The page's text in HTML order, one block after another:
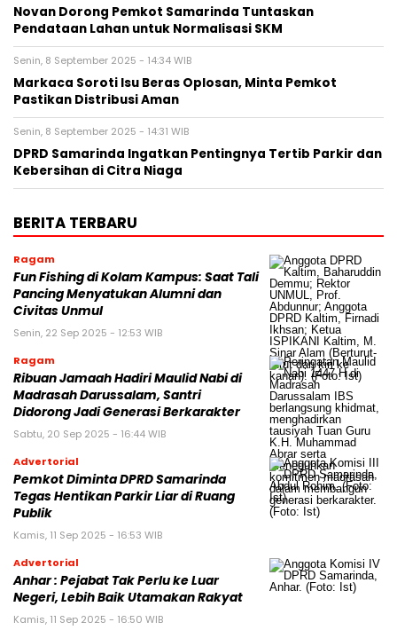
Novan Dorong Pemkot Samarinda Tuntaskan
Pendataan Lahan untuk Normalisasi SKM
Senin, 8 September 2025 - 14:34 WIB
Markaca Soroti Isu Beras Oplosan, Minta Pemkot
Pastikan Distribusi Aman
Senin, 8 September 2025 - 14:31 WIB
DPRD Samarinda Ingatkan Pentingnya Tertib Parkir dan
Kebersihan di Citra Niaga
BERITA TERBARU
Ragam
Fun Fishing di Kolam Kampus: Saat Tali
Pancing Menyatukan Alumni dan
Civitas Unmul
Senin, 22 Sep 2025 - 12:53 WIB
Ragam
Ribuan Jamaah Hadiri Maulid Nabi di
Madrasah Darussalam, Santri
Didorong Jadi Generasi Berkarakter
Sabtu, 20 Sep 2025 - 16:44 WIB
Advertorial
Pemkot Diminta DPRD Samarinda
Tegas Hentikan Parkir Liar di Ruang
Publik
Kamis, 11 Sep 2025 - 16:53 WIB
Advertorial
Anhar : Pejabat Tak Perlu ke Luar
Negeri, Lebih Baik Utamakan Rakyat
Kamis, 11 Sep 2025 - 16:50 WIB